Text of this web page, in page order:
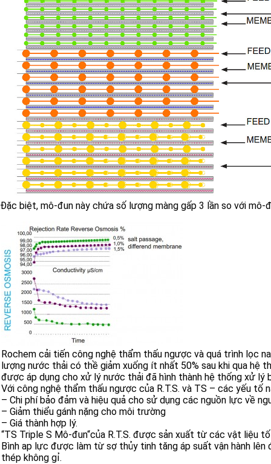
Đặc biệt, mô-đun này chứa số lượng màng gấp 3 lần so với
Rochem cải tiến công nghệ thẩm thấu ngược và quá trình lọc
lượng nước thải có thề giảm xuống ít nhất 50% sau khi qua hệ
được áp dụng cho xử lý nước thải đã hình thành hệ thống xử lý
Với công nghệ thẩm thấu ngược của R.T.S. và TS – các yếu tố
– Chi phí bảo đảm và hiệu quả cho sử dụng các nguồn lực về
– Giảm thiểu gánh nặng cho môi trường
– Giá thành hợp lý.
“TS Triple S Mô-đun“của R.T.S. được sản xuất từ các vật liệu
Bình ap lực được làm từ sợ thủy tinh tăng áp suất vận hành
thép không gỉ.